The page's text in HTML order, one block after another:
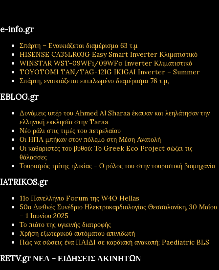
e-info.gr
Σπάρτη – Ενοικιάζεται διαμέρισμα 63 τ.μ
HISENSE CA35LR03G Easy Smart Inverter Κλιματιστικό
WINSTAR WST-09WFi/09WFo Inverter Κλιματιστικό
TOYOTOMI TAN/TAG-12IG IKIGAI Inverter – Summer
Σπάρτη, ενοικιάζεται επιπλωμένο διαμέρισμα 76 τ.μ,
EBLOG.gr
Δυνάμεις υπέρ του Ahmed Al Sharaa έκαψαν και λεηλάτησαν την
ελληνική εκκλησία στην Taraa
Νέο ράλι στις τιμές του πετρελαίου
Οι ΗΠΑ μπήκαν στον πόλεμο στη Μέση Ανατολή
Οι καθαριστές του βυθού: Το Greek Eco Project σώζει τις
θάλασσες
Τουρισμός τρίτης ηλικίας - Ο ρόλος του στην τουριστική βιομηχανία
IATRIKOS.gr
11ο Πανελλήνιο Forum της W4O Hellas
50ο Διεθνές Συνέδριο Ηλεκτροκαρδιολογίας Θεσσαλονίκη, 30 Μαΐου
– 1 Ιουνίου 2025
Το πιάτο της υγιεινής διατροφής
Χρήση εξωτερικού αυτόματου απινιδωτή
Πώς να σώσεις ένα ΠΑΙΔΙ σε καρδιακή ανακοπή; Paediatric BLS
RETV.gr ΝΕΑ - ΕΙΔΗΣΕΙΣ ΑΚΙΝΗΤΩΝ